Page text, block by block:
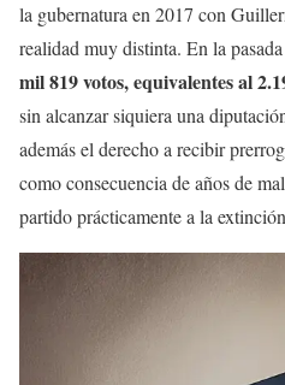
la gubernatura en 2017 con
realidad muy distinta. En la
mil 819 votos, equivalentes al
sin alcanzar siquiera una
además el derecho a recibir
como consecuencia de años de
partido prácticamente a la